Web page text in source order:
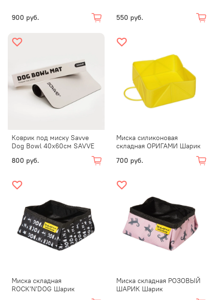
900 руб. 550 руб.
Коврик под миску Savve
Dog Bowl 40х60см SAVVE
800 руб.
Миска силиконовая
складная ОРИГАМИ Шарик
700 руб.
Миска складная
ROCK'N'DOG Шарик
Миска складная РОЗОВЫЙ
ШАРИК Шарик